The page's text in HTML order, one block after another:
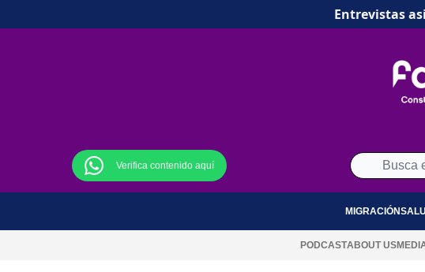
Entrevistas
Verifica contenido aquí
MIGRACIÓN
PODCASTABOUT US